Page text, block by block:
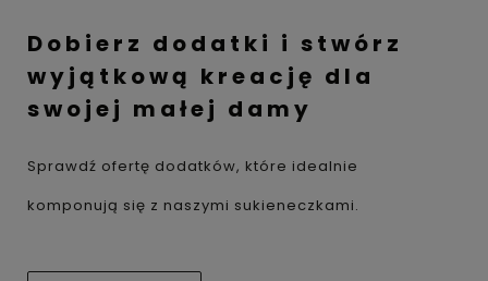
Dobierz dodatki i stwórz
wyjątkową kreację dla
swojej małej damy
Sprawdź ofertę dodatków, które idealnie
komponują się z naszymi sukieneczkami.